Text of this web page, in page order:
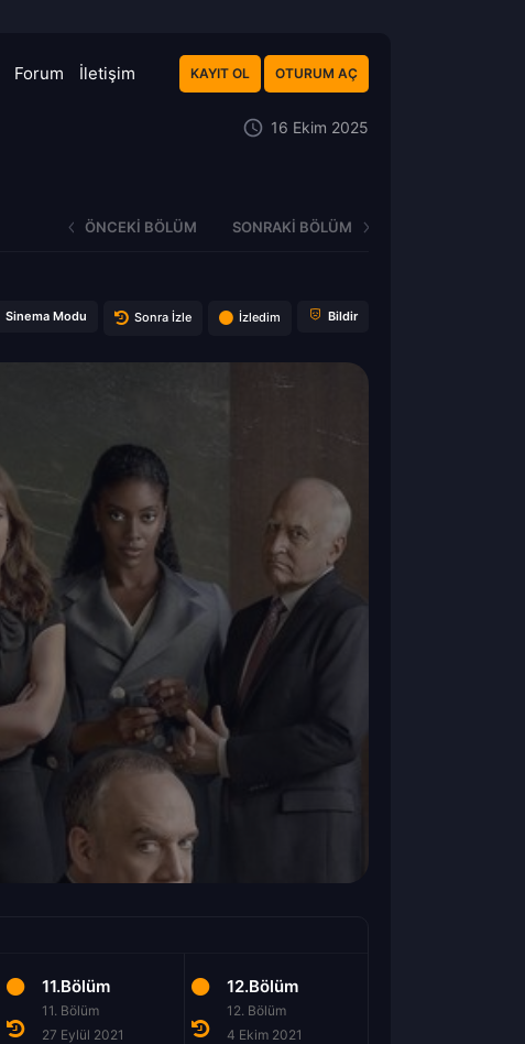
Forum İletişim KAYIT OL OTURUM AÇ
16 Ekim 2025
ÖNCEKI BÖLÜM SONRAKI BÖLÜM
Sinema Modu Sonra İzle İzledim Bildir
11.Bölüm
11. Bölüm
27 Eylül 2021
12.Bölüm
12. Bölüm
4 Ekim 2021